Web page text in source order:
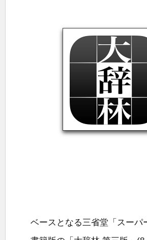
ベースとなる三省堂「スーパ